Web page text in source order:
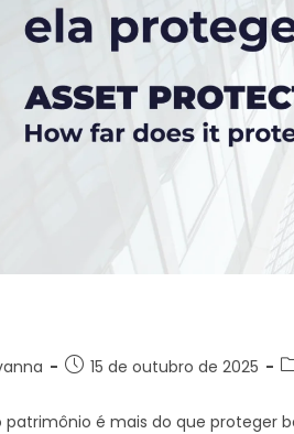
15 de outubro de 2025
patrimônio é mais do que proteger